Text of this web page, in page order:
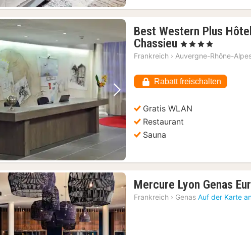
Vorheriges Bild Nächstes Bild
Best Western Plus
Chassieu 1
Nacht
83,38
€
, 4 Sterne
Frankreich › Auvergne-Rhône-
Rabatt freischalten
Gratis WLAN
Restaurant
Sauna
Mercure Lyon Genas
Frankreich › Genas Auf der Karte